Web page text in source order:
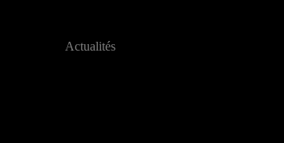
Actualités